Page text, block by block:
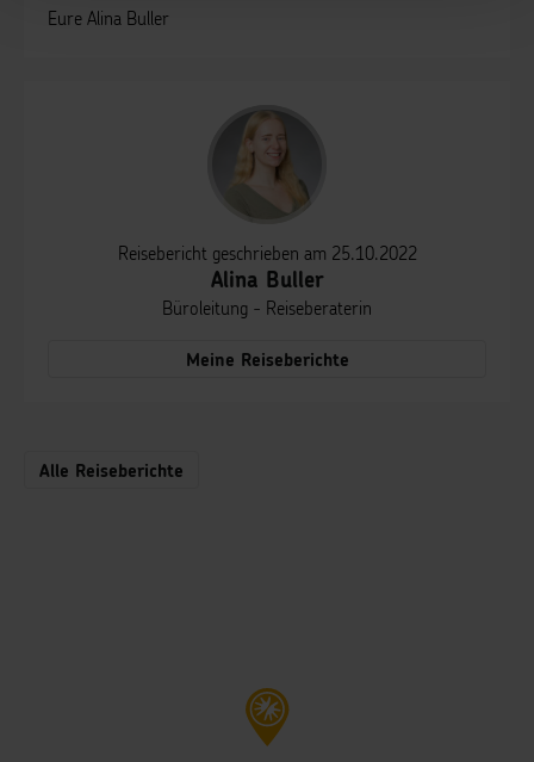
Eure Alina Buller
Reisebericht geschrieben am 25.10.2022
Alina Buller
Büroleitung - Reiseberaterin
Meine Reiseberichte
Alle Reiseberichte